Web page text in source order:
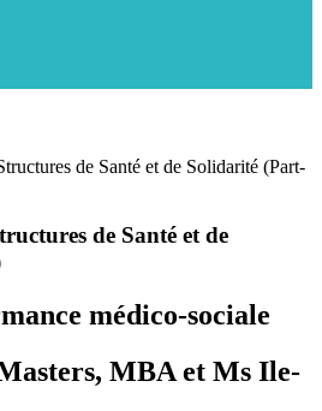
de Santé et de Solidarité (Part-
de Santé et de
médico‑sociale
MBA et Ms Ile-